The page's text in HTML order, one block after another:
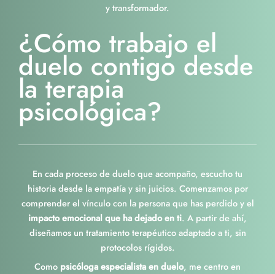
y transformador.
¿Cómo trabajo el
duelo contigo desde
la terapia
psicológica?
En cada proceso de duelo que acompaño, escucho tu
historia desde la empatía y sin juicios. Comenzamos por
comprender el vínculo con la persona que has perdido y el
impacto emocional que ha dejado en ti. A partir de ahí,
diseñamos un tratamiento terapéutico adaptado a ti, sin
protocolos rígidos.
Como psicóloga especialista en duelo, me centro en